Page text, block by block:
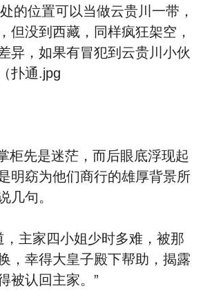
的位置可以当做云贵川一带，
但没到西藏，同样疯狂架空，
异，如果有冒犯到云贵川小伙
扑通.jpg
先是迷茫，而后眼底浮现起
明窈为他们商行的雄厚背景所
几句。
主家四小姐少时多难，被那
，幸得大皇子殿下帮助，揭露
被认回主家。”